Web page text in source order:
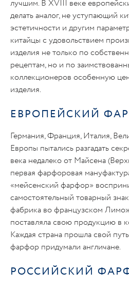
лучшим. В XVIII веке
делать аналог, не уступающий
эстетичности и другим
китайцы с удовольствием
изделия не только по
рецептам, но и по
коллекционеров особенную
изделия.
ЕВРОПЕЙСКИЙ
Германия, Франция, Италия,
Европы пытались разгадать
века недалеко от Майсена
первая фарфоровая
«мейсенский фарфор»
самостоятельный товарный
фабрика во французском
поставляла свою продукцию в
Каждая страна прошла свой
фарфор придумали англичане.
РОССИЙСКИЙ